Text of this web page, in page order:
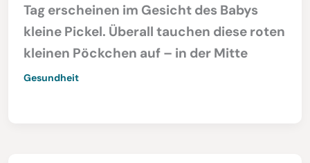
Tag erscheinen im Gesicht des Babys
kleine Pickel. Überall tauchen diese roten
kleinen Pöckchen auf – in der Mitte
Gesundheit